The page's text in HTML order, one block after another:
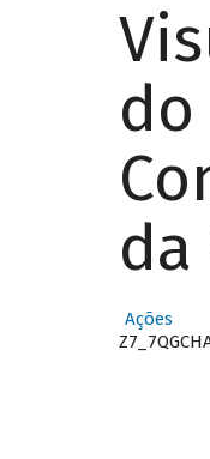
do
da
Ações